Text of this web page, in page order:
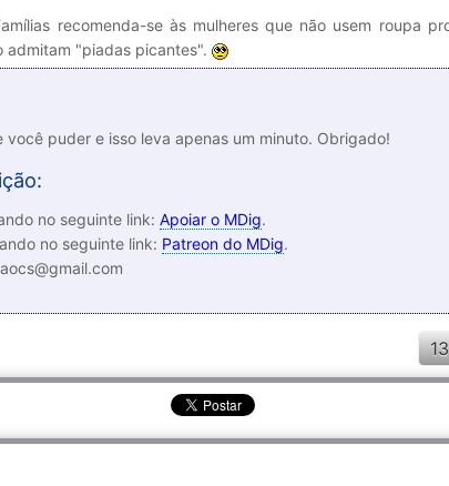
recomenda-se às mulheres que não usem roupa
admitam "piadas picantes".
puder e isso leva apenas um minuto. Obrigado!
no seguinte link: Apoiar o MDig.
no seguinte link: Patreon do MDig.